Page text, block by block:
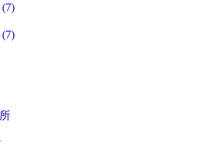
(7)
(7)